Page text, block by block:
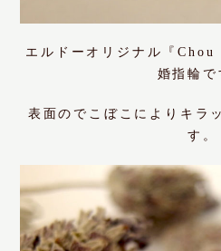
エルドーオリジナル『
婚指輪で
表面のでこぼこによりキラ
す。